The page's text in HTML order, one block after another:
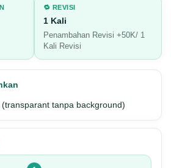
🔁 REVISI
1 Kali
Penambahan Revisi +50K/ 1
Kali Revisi
tanpa background)